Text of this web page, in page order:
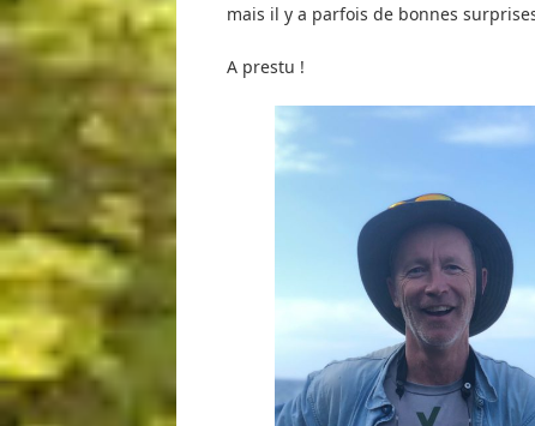
mais il y a parfois de bonnes
A prestu !